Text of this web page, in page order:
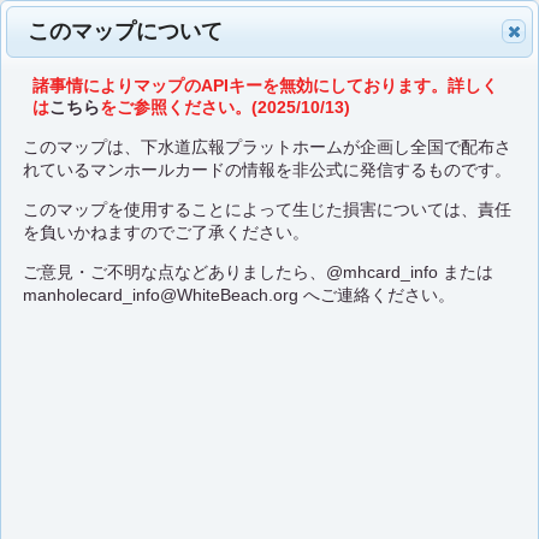
このマップについて
諸事情によりマップのAPIキーを無効にしております。詳しく
はこちらをご参照ください。(2025/10/13)
このマップは、下水道広報プラットホームが企画し全国で配布さ
れているマンホールカードの情報を非公式に発信するものです。
このマップを使用することによって生じた損害については、責任
を負いかねますのでご了承ください。
ご意見・ご不明な点などありましたら、 @mhcard_infoまたは
manholecard_info@WhiteBeach.org へご連絡ください。